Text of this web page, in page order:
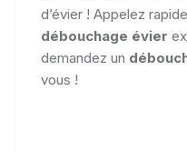
d’évier ! Appelez
débouchage évier
demandez un
vous !